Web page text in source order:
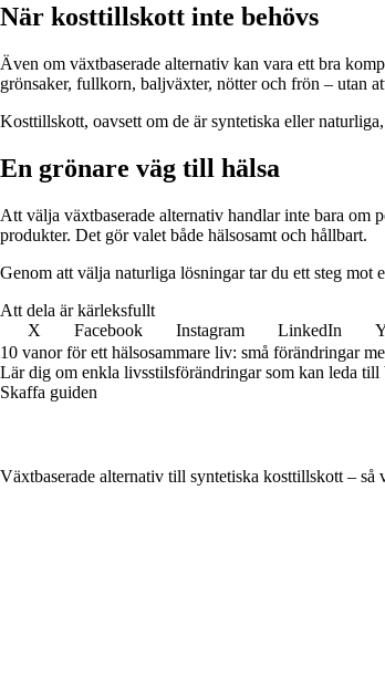
När kosttillskott inte behövs
Även om växtbaserade alternativ kan vara ett bra
grönsaker, fullkorn, baljväxter, nötter och frön – utan
Kosttillskott, oavsett om de är syntetiska eller
En grönare väg till hälsa
Att välja växtbaserade alternativ handlar inte bara om
produkter. Det gör valet både hälsosamt och hållbart.
Genom att välja naturliga lösningar tar du ett steg mot
Att dela är kärleksfullt
X
Facebook Instagram LinkedIn
10 vanor för ett hälsosammare liv: små förändringar
Lär dig om enkla livsstilsförändringar som kan leda
Skaffa guiden
Växtbaserade alternativ till syntetiska kosttillskott –